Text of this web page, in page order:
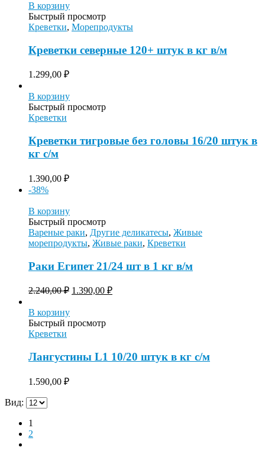
В корзину
Быстрый просмотр
Креветки, Морепродукты
Креветки северные 120+ штук в кг в/м
1.299,00 ₽
В корзину
Быстрый просмотр
Креветки
Креветки тигровые без головы 16/20 штук в
кг с/м
1.390,00 ₽
-38%
В корзину
Быстрый просмотр
Вареные раки, Другие деликатесы, Живые
морепродукты, Живые раки, Креветки
Раки Египет 21/24 шт в 1 кг в/м
2.240,00₽ 1.390,00 ₽
В корзину
Быстрый просмотр
Креветки
Лангустины L1 10/20 штук в кг с/м
1.590,00 ₽
Вид:
1
2